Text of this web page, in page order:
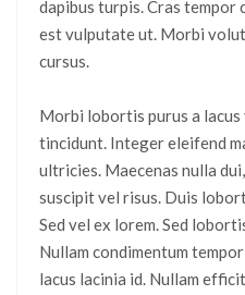
dapibus turpis. Cras tempor
est vulputate ut. Morbi
cursus.
Morbi lobortis purus a lacus
tincidunt. Integer eleifend
ultricies. Maecenas nulla
suscipit vel risus. Duis
Sed vel ex lorem. Sed
Nullam condimentum
lacus lacinia id. Nullam